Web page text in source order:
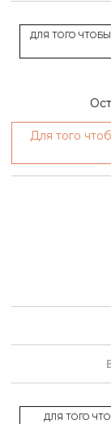
ДЛЯ ТОГО
Для того
ДЛЯ ТОГО